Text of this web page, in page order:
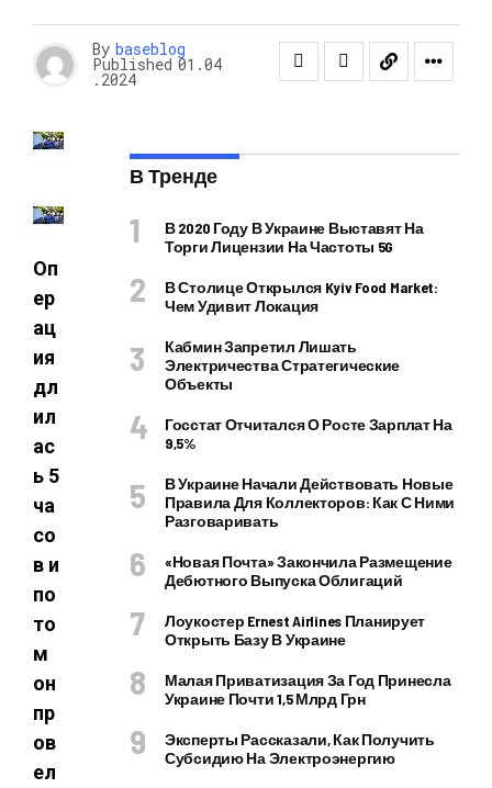
By baseblog
Published 01.04
.2024
Оп
ер
ац
ия
дл
ил
ас
ь 5
ча
со
в и
по
то
м
он
пр
ов
ел
В Тренде
В 2020 Году В Украине Выставят На
Торги Лицензии На Частоты 5G
В Столице Открылся Kyiv Food Market:
Чем Удивит Локация
Кабмин Запретил Лишать
Электричества Стратегические
Объекты
Госстат Отчитался О Росте Зарплат На
9,5%
В Украине Начали Действовать Новые
Правила Для Коллекторов: Как С Ними
Разговаривать
«Новая Почта» Закончила Размещение
Дебютного Выпуска Облигаций
Лоукостер Ernest Airlines Планирует
Открыть Базу В Украине
Малая Приватизация За Год Принесла
Украине Почти 1,5 Млрд Грн
Эксперты Рассказали, Как Получить
Субсидию На Электроэнергию